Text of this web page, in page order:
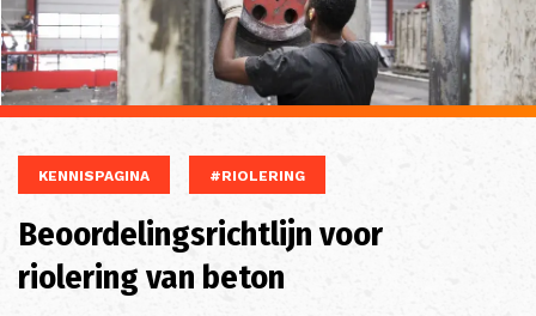
gaan
KENNISPAGINA #RIOLERING
Beoordelingsrichtlijn voor
riolering van beton